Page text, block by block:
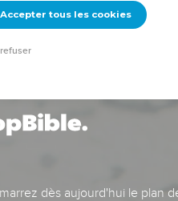
dès aujourd'hui le plan
Accepter tous les cookies